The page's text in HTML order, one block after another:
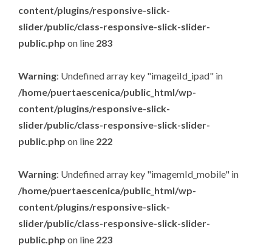
content/plugins/responsive-slick-
slider/public/class-responsive-slick-slider-
public.php on line 283
Warning: Undefined array key "imageiId_ipad" in
/home/puertaescenica/public_html/wp-
content/plugins/responsive-slick-
slider/public/class-responsive-slick-slider-
public.php on line 222
Warning: Undefined array key "imagemId_mobile" in
/home/puertaescenica/public_html/wp-
content/plugins/responsive-slick-
slider/public/class-responsive-slick-slider-
public.php on line 223